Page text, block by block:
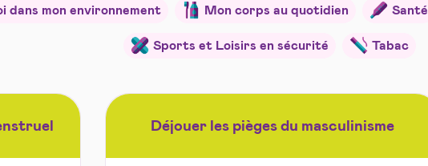
dans mon environnement Mon corps au quotidien Santé
Sports et Loisirs en sécurité Tabac
Déjouer les pièges du masculinisme